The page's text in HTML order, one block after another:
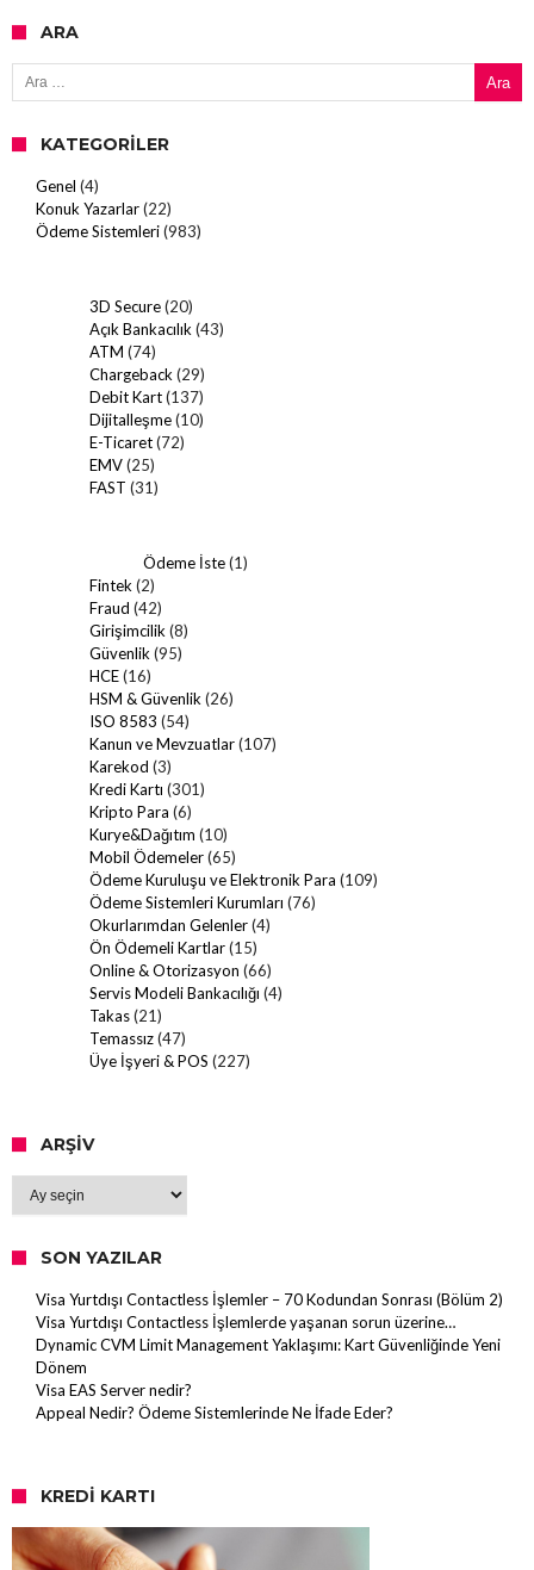
ARA
Arama:
KATEGORILER
Genel (4)
Konuk Yazarlar(22)
Ödeme Sistemleri(983)
3D Secure(20)
Açık Bankacılık (43)
ATM (74)
Chargeback (29)
Debit Kart(137)
Dijitalleşme(10)
E-Ticaret(72)
EMV(25)
FAST (31)
Ödeme İste(1)
Fintek (2)
Fraud (42)
Girişimcilik (8)
Güvenlik (95)
HCE(16)
HSM & Güvenlik (26)
ISO 8583 (54)
Kanun ve Mevzuatlar(107)
Karekod (3)
Kredi Kartı (301)
Kripto Para (6)
Kurye&Dağıtım (10)
Mobil Ödemeler(65)
Ödeme Kuruluşu ve Elektronik Para (109)
Ödeme Sistemleri Kurumları (76)
Okurlarımdan Gelenler(4)
Ön Ödemeli Kartlar(15)
Online & Otorizasyon (66)
Servis Modeli Bankacılığı (4)
Takas(21)
Temassız(47)
Üye İşyeri & POS (227)
ARŞIV
SON YAZILAR
Visa Yurtdışı Contactless İşlemler – 70 Kodundan Sonrası (Bölüm 2)
Visa Yurtdışı Contactless İşlemlerde yaşanan sorun üzerine…
Dynamic CVM Limit Management Yaklaşımı: Kart Güvenliğinde Yeni
Dönem
Visa EAS Server nedir?
Appeal Nedir? Ödeme Sistemlerinde Ne İfade Eder?
KREDI KARTI